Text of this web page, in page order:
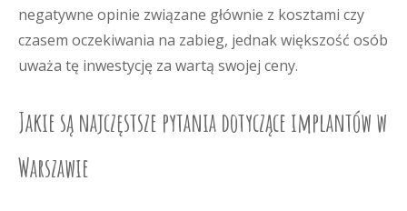
negatywne opinie związane głównie z kosztami czy
czasem oczekiwania na zabieg, jednak większość osób
uważa tę inwestycję za wartą swojej ceny.
Jakie są najczęstsze pytania dotyczące implantów w
Warszawie